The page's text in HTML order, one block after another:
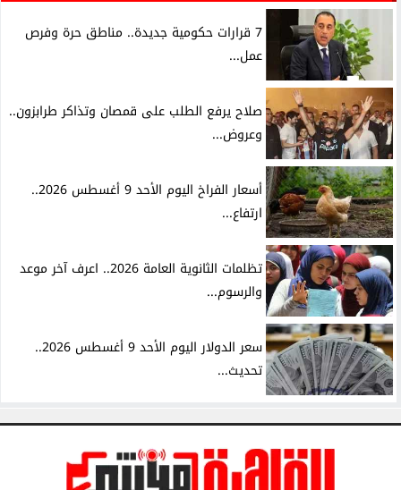
7 قرارات حكومية جديدة.. مناطق حرة وفرص
عمل...
صلاح يرفع الطلب على قمصان وتذاكر طرابزون..
وعروض...
أسعار الفراخ اليوم الأحد 9 أغسطس 2026..
ارتفاع...
تظلمات الثانوية العامة 2026.. اعرف آخر موعد
والرسوم...
سعر الدولار اليوم الأحد 9 أغسطس 2026..
تحديث...